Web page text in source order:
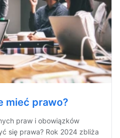
mieć prawo?
praw i obowiązków
się prawa? Rok 2024 zbliża